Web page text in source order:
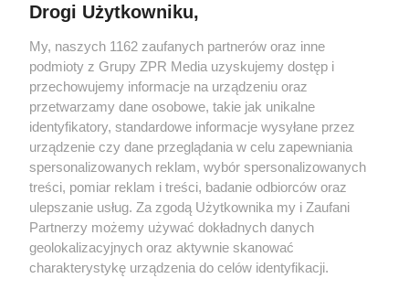
Żaden utwór zamieszczony w serwisie nie może być powielany i
rozpowszechniany lub dalej rozpowszechniany w jakikolwiek sposób (w
tym także elektroniczny lub mechaniczny) na jakimkolwiek polu
eksploatacji w jakiejkolwiek formie, włącznie z umieszczaniem w
Internecie bez pisemnej zgody właściciela praw. Jakiekolwiek użycie lub
wykorzystanie utworów w całości lub w części z naruszeniem prawa,
tzn. bez właściwej zgody, jest zabronione pod groźbą kary i może być
ścigane prawnie.
Drogi Użytkowniku,
My, naszych 1162 zaufanych partnerów oraz inne
podmioty z Grupy ZPR Media uzyskujemy dostęp i
przechowujemy informacje na urządzeniu oraz
przetwarzamy dane osobowe, takie jak unikalne
identyfikatory, standardowe informacje wysyłane przez
urządzenie czy dane przeglądania w celu zapewniania
spersonalizowanych reklam, wybór spersonalizowanych
treści, pomiar reklam i treści, badanie odbiorców oraz
ulepszanie usług. Za zgodą Użytkownika my i Zaufani
Partnerzy możemy używać dokładnych danych
geolokalizacyjnych oraz aktywnie skanować
charakterystykę urządzenia do celów identyfikacji.